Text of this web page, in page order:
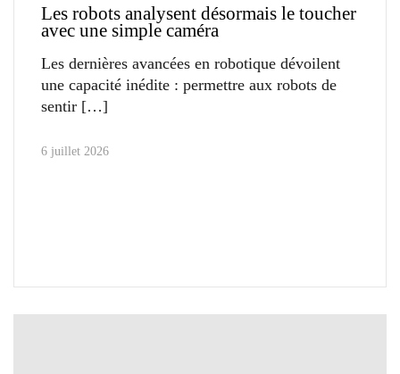
Les robots analysent désormais le toucher
avec une simple caméra
Les dernières avancées en robotique dévoilent
une capacité inédite : permettre aux robots de
sentir
6 juillet 2026